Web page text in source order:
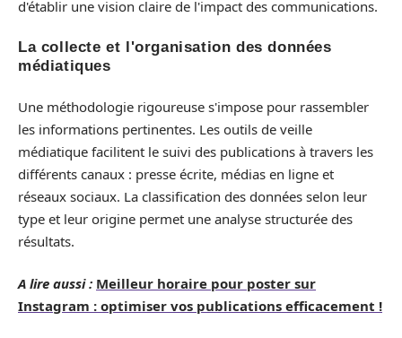
d'établir une vision claire de l'impact des communications.
La collecte et l'organisation des données
médiatiques
Une méthodologie rigoureuse s'impose pour rassembler
les informations pertinentes. Les outils de veille
médiatique facilitent le suivi des publications à travers les
différents canaux : presse écrite, médias en ligne et
réseaux sociaux. La classification des données selon leur
type et leur origine permet une analyse structurée des
résultats.
A lire aussi : Meilleur horaire pour poster sur
Instagram : optimiser vos publications efficacement !